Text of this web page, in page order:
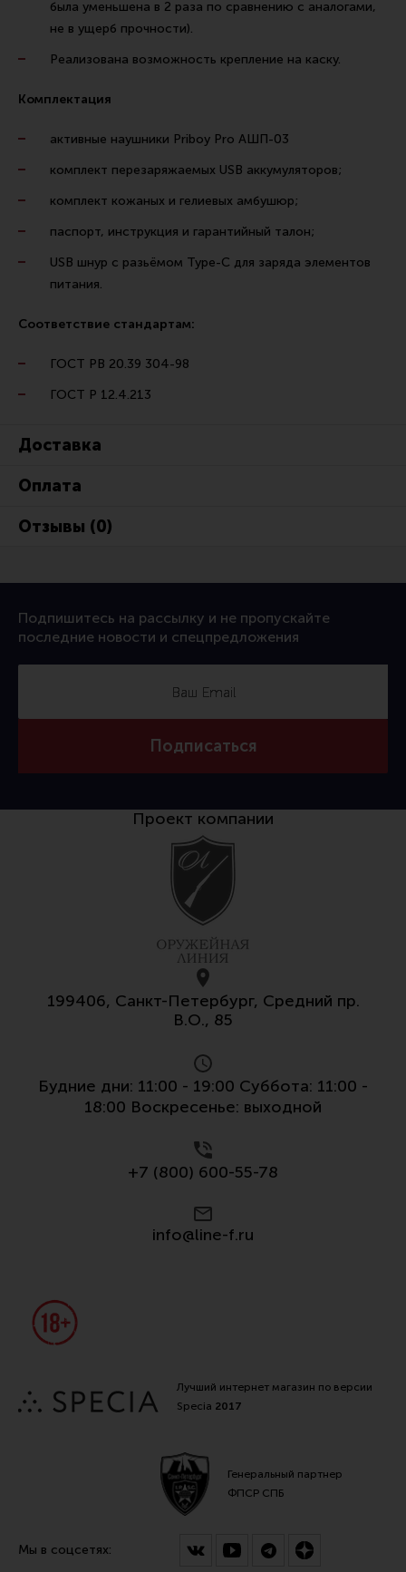
была уменьшена в 2 раза по сравнению с аналогами,
не в ущерб прочности).
Реализована возможность крепление на каску.
Комплектация
активные наушники Priboy Pro АШП-03
комплект перезаряжаемых USB аккумуляторов;
комплект кожаных и гелиевых амбушюр;
паспорт, инструкция и гарантийный талон;
USB шнур с разьёмом Type-C для заряда элементов
питания.
Соответствие стандартам:
ГОСТ РВ 20.39 304-98
ГОСТ Р 12.4.213
Доставка
Оплата
Отзывы (0)
Подпишитесь на рассылку и не пропускайте
последние новости и спецпредложения
Подписаться
Проект компании
199406, Санкт-Петербург, Средний пр.
В.О., 85
Будние дни: 11:00 - 19:00 Суббота: 11:00 -
18:00 Воскресенье: выходной
+7 (800) 600-55-78
info@line-f.ru
Лучший интернет магазин по версии
Specia 2017
Генеральный партнер
ФПСР СПБ
Мы в соцсетях: